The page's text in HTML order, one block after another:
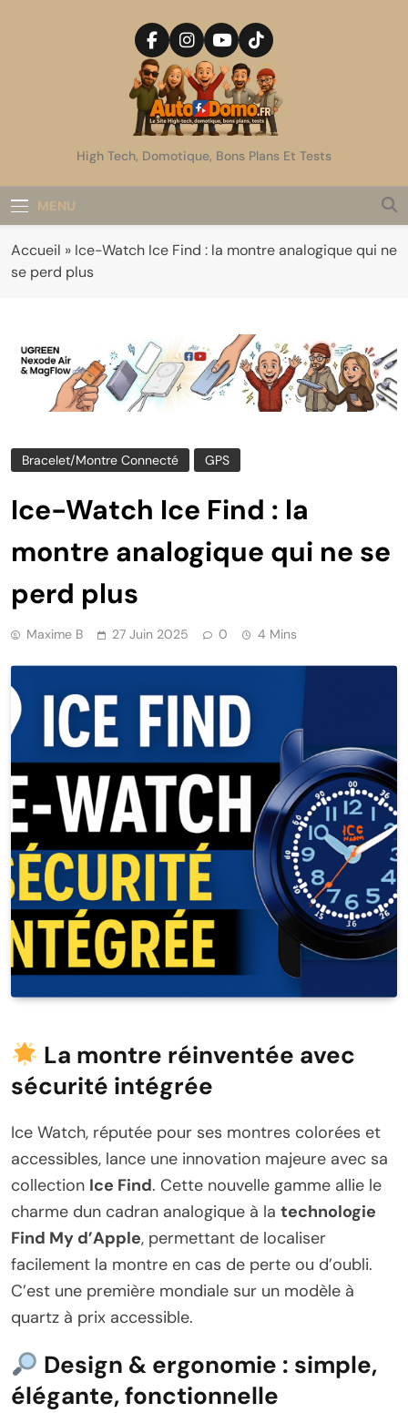
AutoDomo
High Tech, Domotique, Bons Plans Et Tests
MENU
Accueil » Ice-Watch Ice Find : la montre analogique qui ne
se perd plus
Bracelet/montre Connecté GPS
Ice-Watch Ice Find : la
montre analogique qui ne se
perd plus
Maxime B 27 Juin 2025 0 4 Mins
La montre réinventée avec
sécurité intégrée
Ice Watch, réputée pour ses montres colorées et
accessibles, lance une innovation majeure avec sa
collection Ice Find. Cette nouvelle gamme allie le
charme dun cadran analogique à la technologie
Find My d’Apple, permettant de localiser
facilement la montre en cas de perte ou d’oubli.
C’est une première mondiale sur un modèle à
quartz à prix accessible.
Design & ergonomie : simple,
élégante, fonctionnelle